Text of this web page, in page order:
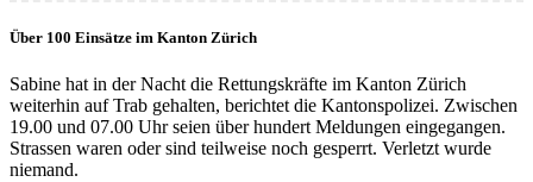
Über 100 Einsätze im Kanton Zürich
Sabine hat in der Nacht die Rettungskräfte im Kanton Zürich
weiterhin auf Trab gehalten, berichtet die Kantonspolizei. Zwischen
19.00 und 07.00 Uhr seien über hundert Meldungen eingegangen.
Strassen waren oder sind teilweise noch gesperrt. Verletzt wurde
niemand.